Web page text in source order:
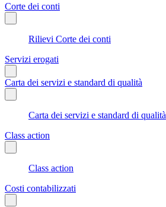
Corte dei conti
Rilievi Corte dei conti
Servizi erogati
Carta dei servizi e standard di qualità
Carta dei servizi e standard di qualità
Class action
Class action
Costi contabilizzati